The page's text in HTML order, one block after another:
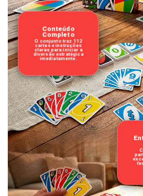
Conteúdo
Completo
O conjunto traz 112
cartas e instruções
claras para iniciar a
diversão estratégica
imediatamente.